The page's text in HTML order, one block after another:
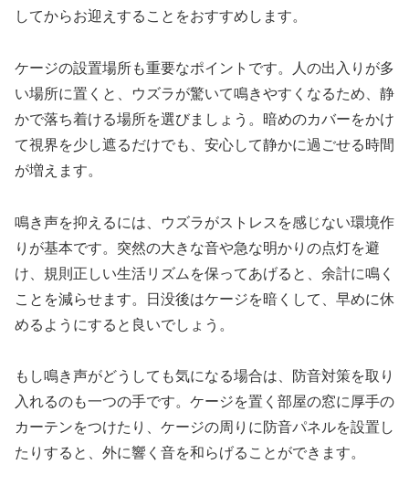
してからお迎えすることをおすすめします。
ケージの設置場所も重要なポイントです。人の出入りが多
い場所に置くと、ウズラが驚いて鳴きやすくなるため、静
かで落ち着ける場所を選びましょう。暗めのカバーをかけ
て視界を少し遮るだけでも、安心して静かに過ごせる時間
が増えます。
鳴き声を抑えるには、ウズラがストレスを感じない環境作
りが基本です。突然の大きな音や急な明かりの点灯を避
け、規則正しい生活リズムを保ってあげると、余計に鳴く
ことを減らせます。日没後はケージを暗くして、早めに休
めるようにすると良いでしょう。
もし鳴き声がどうしても気になる場合は、防音対策を取り
入れるのも一つの手です。ケージを置く部屋の窓に厚手の
カーテンをつけたり、ケージの周りに防音パネルを設置し
たりすると、外に響く音を和らげることができます。